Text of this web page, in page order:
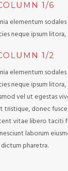
1/6
elementum sodales
neque ipsum litora,
1/2
elementum sodales
neque ipsum litora,
vel ut egestas
tristique, donec
vitae libero taciti
laborum
pharetra.